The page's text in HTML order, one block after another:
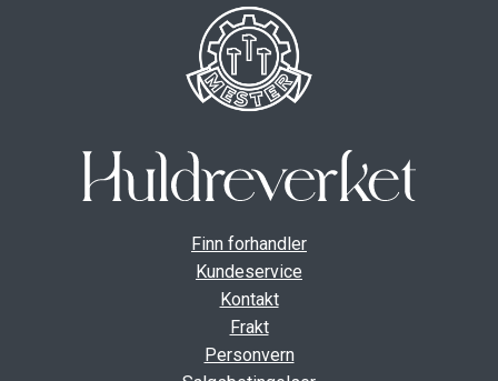
Finn forhandler
Kundeservice
Kontakt
Frakt
Personvern